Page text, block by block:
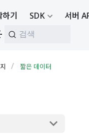
하기 SDK
서버
검색
짧은 데이터